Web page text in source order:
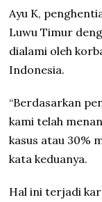
Ayu K,
Luwu Timur
dialami oleh
Indonesia.
“Berdasarkan
kami telah
kasus atau 30%
kata keduanya.
Hal ini terjadi